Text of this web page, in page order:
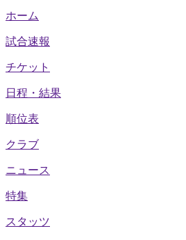
ホーム
試合速報
チケット
日程・結果
順位表
クラブ
ニュース
特集
スタッツ